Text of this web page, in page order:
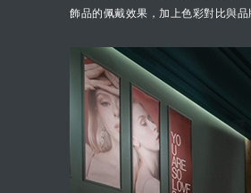
飾品的佩戴效果，加上色彩對比與